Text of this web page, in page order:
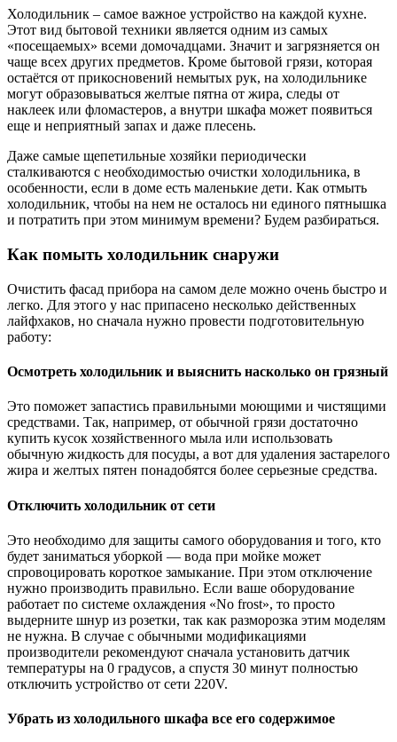
Холодильник – самое важное устройство на каждой кухне.
Этот вид бытовой техники является одним из самых
«посещаемых» всеми домочадцами. Значит и загрязняется он
чаще всех других предметов. Кроме бытовой грязи, которая
остаётся от прикосновений немытых рук, на холодильнике
могут образовываться желтые пятна от жира, следы от
наклеек или фломастеров, а внутри шкафа может появиться
еще и неприятный запах и даже плесень.
Даже самые щепетильные хозяйки периодически
сталкиваются с необходимостью очистки холодильника, в
особенности, если в доме есть маленькие дети. Как отмыть
холодильник, чтобы на нем не осталось ни единого пятнышка
и потратить при этом минимум времени? Будем разбираться.
Как помыть холодильник снаружи
Очистить фасад прибора на самом деле можно очень быстро и
легко. Для этого у нас припасено несколько действенных
лайфхаков, но сначала нужно провести подготовительную
работу:
Осмотреть холодильник и выяснить насколько он грязный
Это поможет запастись правильными моющими и чистящими
средствами. Так, например, от обычной грязи достаточно
купить кусок хозяйственного мыла или использовать
обычную жидкость для посуды, а вот для удаления застарелого
жира и желтых пятен понадобятся более серьезные средства.
Отключить холодильник от сети
Это необходимо для защиты самого оборудования и того, кто
будет заниматься уборкой — вода при мойке может
спровоцировать короткое замыкание. При этом отключение
нужно производить правильно. Если ваше оборудование
работает по системе охлаждения «No frost», то просто
выдерните шнур из розетки, так как разморозка этим моделям
не нужна. В случае с обычными модификациями
производители рекомендуют сначала установить датчик
температуры на 0 градусов, а спустя 30 минут полностью
отключить устройство от сети 220V.
Убрать из холодильного шкафа все его содержимое